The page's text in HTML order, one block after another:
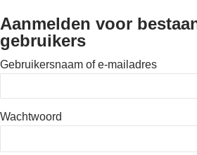
Aanmelden voor
gebruikers
Gebruikersnaam of e-mailadres
Wachtwoord